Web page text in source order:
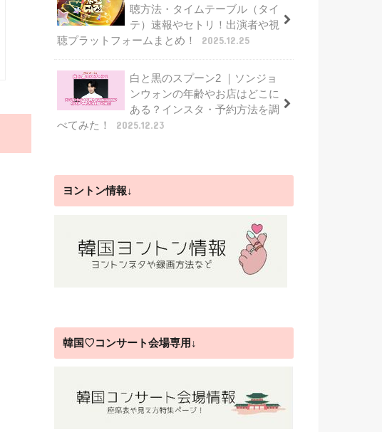
聴方法・タイムテーブル（タイ
テ）速報やセトリ！出演者や視
聴プラットフォームまとめ！
2025.12.25
白と黒のスプーン2 ｜ソンジョ
ンウォンの年齢やお店はどこに
ある？インスタ・予約方法を調
べてみた！
2025.12.23
ヨントン情報↓
韓国♡コンサート会場専用↓